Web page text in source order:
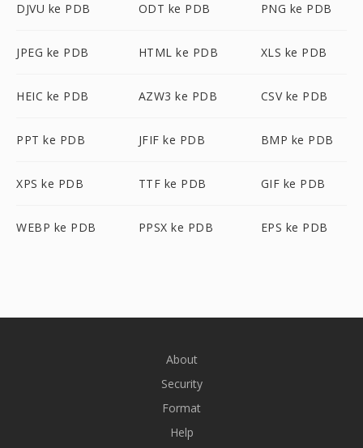
DJVU ke PDB ODT ke PDB PNG ke PDB
JPEG ke PDB HTML ke PDB XLS ke PDB
HEIC ke PDB AZW3 ke PDB CSV ke PDB
PPT ke PDB JFIF ke PDB BMP ke PDB
XPS ke PDB TTF ke PDB GIF ke PDB
WEBP ke PDB PPSX ke PDB EPS ke PDB
About
Security
Format
Help